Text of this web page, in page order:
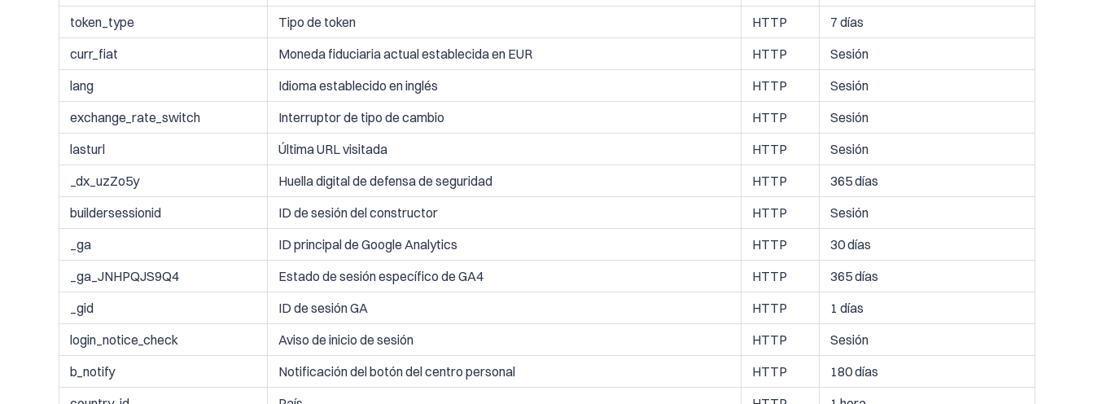
token_type
Tipo de token HTTP
7 días
curr_fiat
Moneda fiduciaria actual establecida en EUR HTTP
Sesión
lang
Idioma establecido en inglés HTTP
Sesión
exchange_rate_switch
Interruptor de tipo de cambio HTTP
Sesión
lasturl
Última URL visitada HTTP
Sesión
_dx_uzZo5y
Huella digital de defensa de seguridad HTTP
365 días
buildersessionid
ID de sesión del constructor HTTP
Sesión
_ga
ID principal de Google Analytics HTTP
30 días
_ga_JNHPQJS9Q4
Estado de sesión específico de GA4 HTTP
365 días
_gid
ID de sesión GA HTTP
1 días
login_notice_check
Aviso de inicio de sesión HTTP
Sesión
b_notify
Notificación del botón del centro personal HTTP
180 días